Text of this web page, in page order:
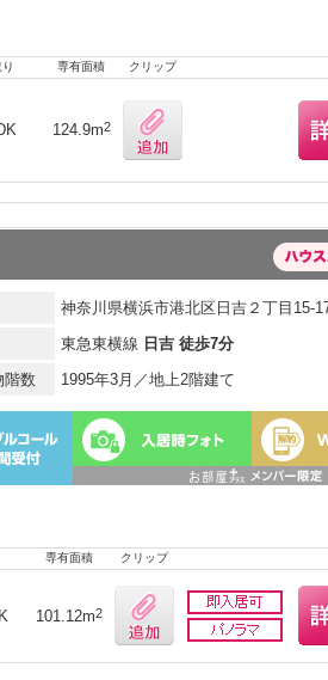
専有面積 クリップ
124.9m2
神奈川県横浜市港北区日吉２丁目15-
東急東横線 日吉 徒歩7分
階数
1995年3月／地上2階建て
専有面積 クリップ
101.12m2